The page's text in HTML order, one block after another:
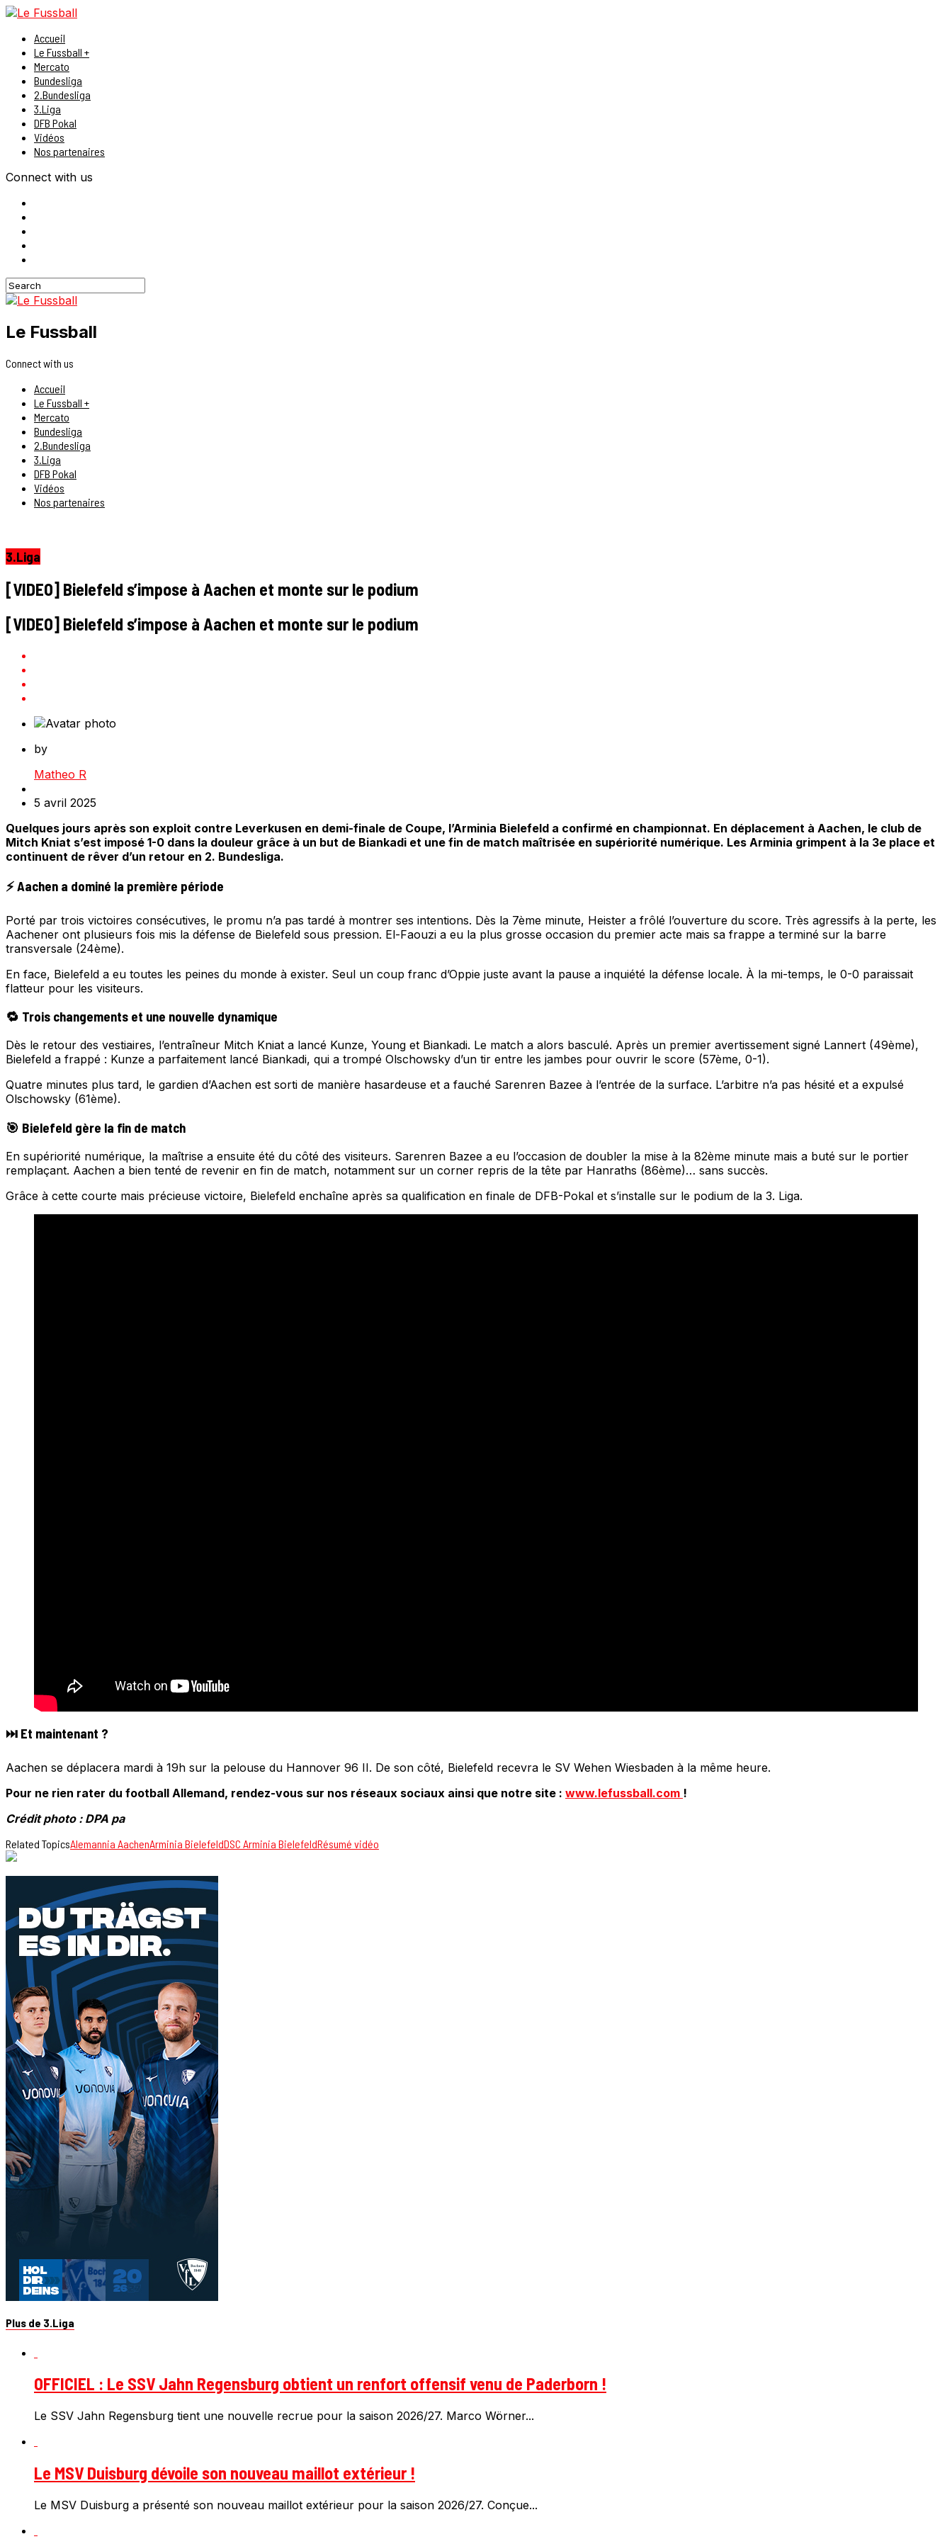
Accueil
Le Fussball +
Mercato
Bundesliga
2.Bundesliga
3.Liga
DFB Pokal
Vidéos
Nos partenaires
Connect with us
Le Fussball
Connect with us
Accueil
Le Fussball +
Mercato
Bundesliga
2.Bundesliga
3.Liga
DFB Pokal
Vidéos
Nos partenaires
3.Liga
[VIDEO] Bielefeld s’impose à Aachen et monte sur le podium
[VIDEO] Bielefeld s’impose à Aachen et monte sur le podium
by
Matheo R
5 avril 2025
Quelques jours après son exploit contre Leverkusen en demi-finale de Coupe, l’Arminia Bielefeld a confirmé en championnat. En déplacement à Aachen, le club de
Mitch Kniat s’est imposé 1-0 dans la douleur grâce à un but de Biankadi et une fin de match maîtrisée en supériorité numérique. Les Arminia grimpent à la 3e place et
continuent de rêver d’un retour en 2. Bundesliga.
⚡ Aachen a dominé la première période
Porté par trois victoires consécutives, le promu n’a pas tardé à montrer ses intentions. Dès la 7ème minute, Heister a frôlé l’ouverture du score. Très agressifs à la perte, les
Aachener ont plusieurs fois mis la défense de Bielefeld sous pression. El-Faouzi a eu la plus grosse occasion du premier acte mais sa frappe a terminé sur la barre
transversale (24ème).
En face, Bielefeld a eu toutes les peines du monde à exister. Seul un coup franc d’Oppie juste avant la pause a inquiété la défense locale. À la mi-temps, le 0-0 paraissait
flatteur pour les visiteurs.
🔁 Trois changements et une nouvelle dynamique
Dès le retour des vestiaires, l’entraîneur Mitch Kniat a lancé Kunze, Young et Biankadi. Le match a alors basculé. Après un premier avertissement signé Lannert (49ème),
Bielefeld a frappé : Kunze a parfaitement lancé Biankadi, qui a trompé Olschowsky d’un tir entre les jambes pour ouvrir le score (57ème, 0-1).
Quatre minutes plus tard, le gardien d’Aachen est sorti de manière hasardeuse et a fauché Sarenren Bazee à l’entrée de la surface. L’arbitre n’a pas hésité et a expulsé
Olschowsky (61ème).
🎯 Bielefeld gère la fin de match
En supériorité numérique, la maîtrise a ensuite été du côté des visiteurs. Sarenren Bazee a eu l’occasion de doubler la mise à la 82ème minute mais a buté sur le portier
remplaçant. Aachen a bien tenté de revenir en fin de match, notamment sur un corner repris de la tête par Hanraths (86ème)… sans succès.
Grâce à cette courte mais précieuse victoire, Bielefeld enchaîne après sa qualification en finale de DFB-Pokal et s’installe sur le podium de la 3. Liga.
⏭️ Et maintenant ?
Aachen se déplacera mardi à 19h sur la pelouse du Hannover 96 II. De son côté, Bielefeld recevra le SV Wehen Wiesbaden à la même heure.
Pour ne rien rater du football Allemand, rendez-vous sur nos réseaux sociaux ainsi que notre site : www.lefussball.com !
Crédit photo : DPA pa
Related TopicsAlemannia AachenArminia BielefeldDSC Arminia BielefeldRésumé vidéo
Plus de 3.Liga
OFFICIEL : Le SSV Jahn Regensburg obtient un renfort offensif venu de Paderborn !
Le SSV Jahn Regensburg tient une nouvelle recrue pour la saison 2026/27. Marco Wörner...
Le MSV Duisburg dévoile son nouveau maillot extérieur !
Le MSV Duisburg a présenté son nouveau maillot extérieur pour la saison 2026/27. Conçue...